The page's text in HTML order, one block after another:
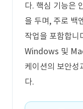
다. 핵심 기능은
을 두며, 주로 백
작업을 포함합니
Windows 및
케이션의 보안성
다.